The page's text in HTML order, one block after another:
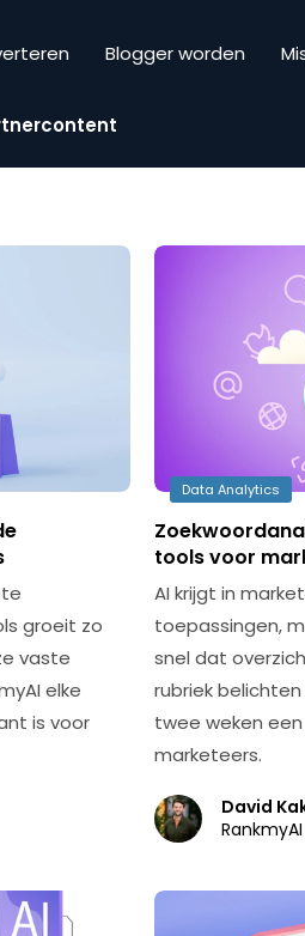
Blogger worden
groeit zo
vaste
elke
is voor
Data Analytics
tools voor
AI krijgt in
toepassingen,
snel dat
rubriek
twee weken
marketeers.
David
RankmyAI